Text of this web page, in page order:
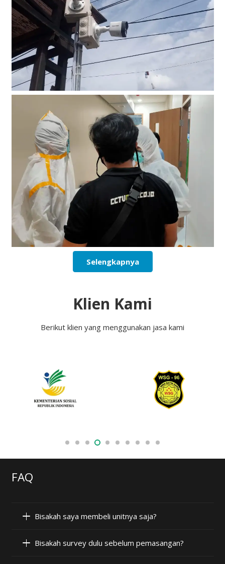
Selengkapnya
Klien Kami
Berikut klien yang menggunakan jasa kami
FAQ
Bisakah saya membeli unitnya saja?
Bisakah survey dulu sebelum pemasangan?